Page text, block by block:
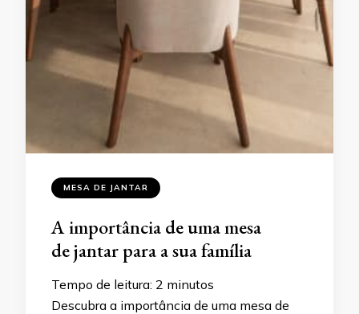
MESA DE JANTAR
A importância de uma mesa
de jantar para a sua família
Tempo de leitura: 2 minutos
Descubra a importância de uma mesa de